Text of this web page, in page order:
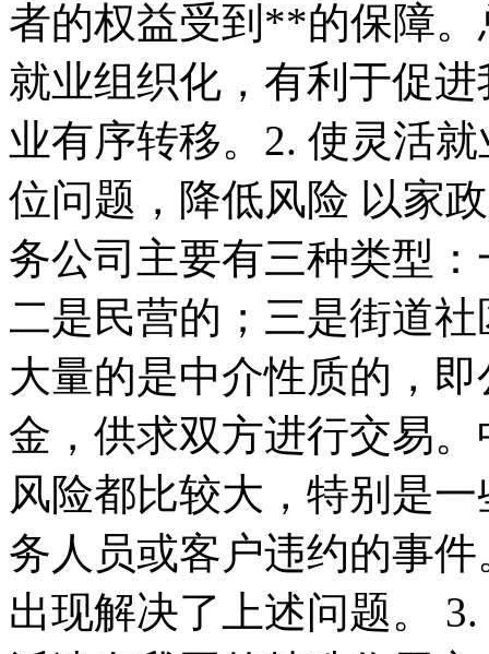
者的权益受到**的保障
就业组织化，有利于促
业有序转移。2. 使灵活
位问题，降低风险 以家
务公司主要有三种类型
二是民营的；三是街道
大量的是中介性质的，
金，供求双方进行交易
风险都比较大，特别是
务人员或客户违约的事
出现解决了上述问题。